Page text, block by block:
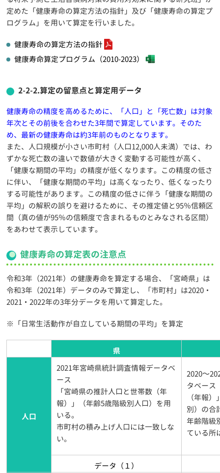
定めた「健康寿命の算定方法の指針」及び「健康寿命の算定プ
ログラム」を用いて算定を行いました。
健康寿命の算定方法の指針
健康寿命算定プログラム（2010-2023）
2-2-2.算定の留意点と算定用データ
健康寿命の精度を高めるために、「人口」と「死亡数」は対象
年次とその前後を合わせた3年間で算定しています。そのた
め、最新の健康寿命は約3年前のものとなります。
また、人口規模が小さい市町村（人口12,000人未満）では、わ
ずかな死亡数の違いで数値が大きく変動する可能性が高く、
「健康な期間の平均」の精度が低くなります。この精度の低さ
に伴い、「健康な期間の平均」は高くなったり、低くなったり
する可能性があります。この精度の低さに伴う「健康な期間の
平均」の解釈の誤りを避けるために、その推定値と95％信頼区
間（真の値が95％の信頼度で含まれるものとみなされる区間）
をあわせて表示しています。
健康寿命の算定表の注意点
令和3年（2021年）の健康寿命を算定する場合、「宮崎県」は
令和3年（2021年）データのみで算定し、「市町村」は2020・
2021・2022年の3年分データを用いて算定した。
※「日常生活動作が自立している期間の平均」を算定
県
人口
2021年宮崎県統計調査情報データベ
ース
「宮崎県の推計人口と世帯数（年
報）」（年齢5歳階級別人口）を用
いる。
市町村の積み上げ人口には一致しな
い。
2020～
タベース
（年報
別）の合
年齢階級
ている所
データ（１）